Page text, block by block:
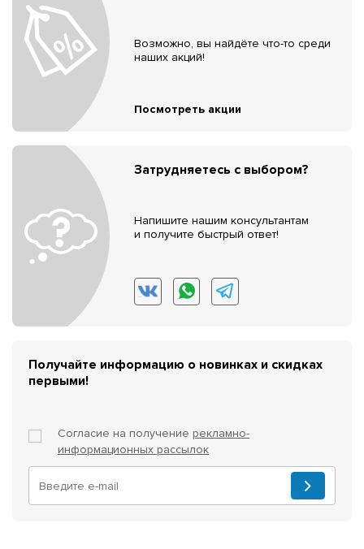
Возможно, вы найдёте что-то среди
наших акций!
Посмотреть акции
Затрудняетесь с выбором?
Напишите нашим консультантам
и получите быстрый ответ!
Получайте информацию о новинках и скидках
первыми!
Согласие на получение рекламно-
информационных рассылок